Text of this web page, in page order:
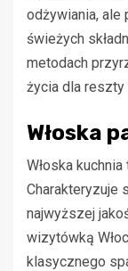
odżywiania, ale
świeżych
metodach
życia dla reszty
Włoska
Włoska
Charakteryzuje
najwyższej
wizytówką
klasycznego